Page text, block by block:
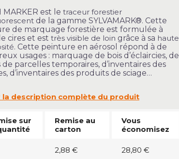
MARKER est le traceur forestier
de la gamme SYLVAMARK®. Cette
de marquage forestière est formulée à
cires et est très visible de loin grâce à sa haute
. Cette peinture en aérosol répond à de
usages : marquage de bois d’éclaircies, de
de parcelles temporaires, d’inventaires des
d’inventaires des produits de sciage…
la description complète du produit
sur
Remise au
carton
Vous
économisez
2,88 € 28,80 €